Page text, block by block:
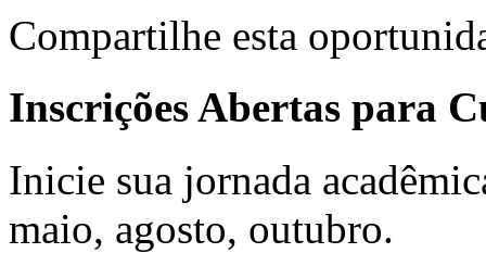
Compartilhe esta
Inscrições Abertas para
Inicie sua jornada
maio, agosto, outubro.